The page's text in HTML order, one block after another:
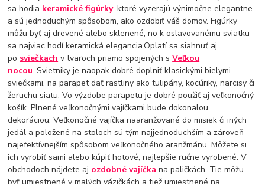
sa hodia keramické figúrky, ktoré vyzerajú výnimočne elegantne
a sú jednoduchým spôsobom, ako ozdobiť váš domov. Figúrky
môžu byť aj drevené alebo sklenené, no k oslavovanému sviatku
sa najviac hodí keramická elegancia.Oplatí sa siahnuť aj
po sviečkach v tvaroch priamo spojených sVeľkou
nocou. Svietniky je naopak dobré doplniť klasickými bielymi
sviečkami, na parapet dať rastliny ako tulipány, kocúriky, narcisy či
žeruchu siatu. Vo výzdobe parapetu je dobré použiť aj veľkonočný
košík. Plnené veľkonočnými vajíčkami bude dokonalou
dekoráciou. Veľkonočné vajíčka naaranžované do misiek či iných
jedál a položené na stoloch sú tým najjednoduchším a zároveň
najefektívnejším spôsobom veľkonočného aranžmánu. Môžete si
ich vyrobiť sami alebo kúpiť hotové, najlepšie ručne vyrobené. V
obchodoch nájdete aj ozdobné vajíčka na paličkách. Tie môžu